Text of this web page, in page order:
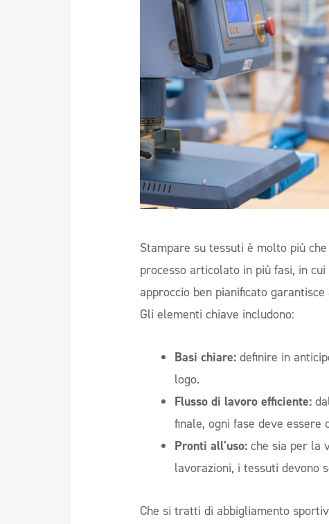
Stampare su tessuti è molto più
processo articolato in più fasi, in
approccio ben pianificato
Gli elementi chiave includono:
Basi chiare: definire in
logo.
Flusso di lavoro efficiente:
finale, ogni fase deve essere
Pronti all'uso: che sia per la
lavorazioni, i tessuti devono
Che si tratti di abbigliamento